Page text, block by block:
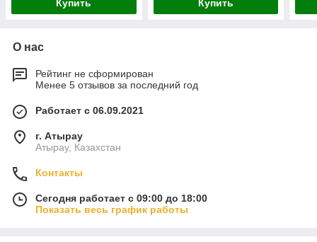
Купить Купить
О нас
Рейтинг не сформирован
Менее 5 отзывов за последний год
Работает с 06.09.2021
г. Атырау
Атырау, Казахстан
Контакты
Сегодня работает с 09:00 до 18:00
Показать весь график работы